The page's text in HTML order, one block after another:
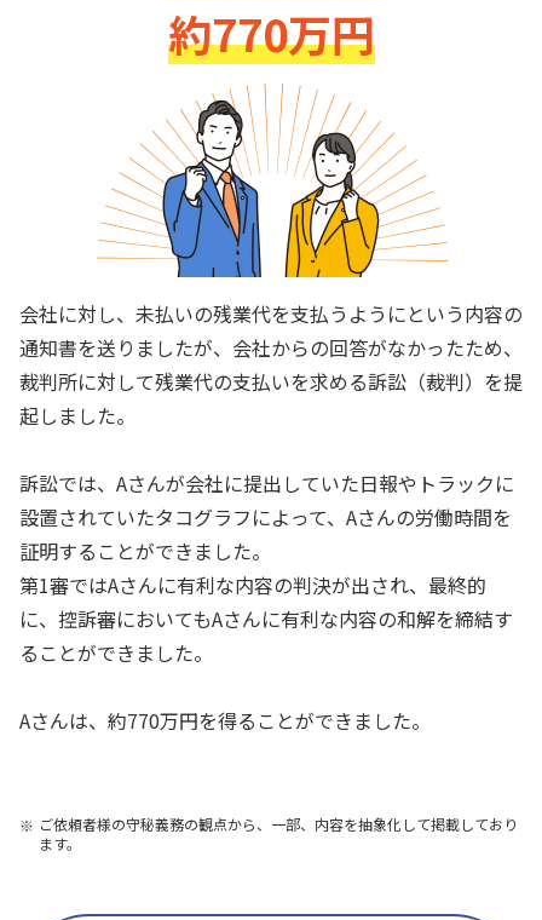
約770万円
会社に対し、未払いの残業代を支払うようにという内容の
通知書を送りましたが、会社からの回答がなかったため、
裁判所に対して残業代の支払いを求める訴訟（裁判）を提
起しました。
訴訟では、Aさんが会社に提出していた日報やトラックに
設置されていたタコグラフによって、Aさんの労働時間を
証明することができました。
第1審ではAさんに有利な内容の判決が出され、最終的
に、控訴審においてもAさんに有利な内容の和解を締結す
ることができました。
Aさんは、約770万円を得ることができました。
ご依頼者様の守秘義務の観点から、一部、内容を抽象化して掲載しており
ます。